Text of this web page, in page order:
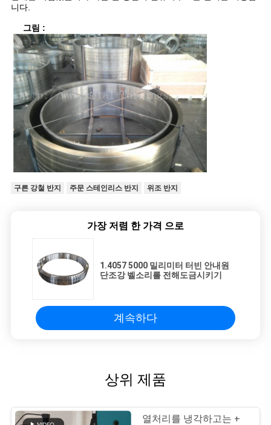
니다.
그림 :
구른 강철 반지 주문 스테인리스 반지 위조 반지
가장 저렴 한 가격 으로
1.4057 5000 밀리미터 터빈 안내원
단조강 벨소리를 전해도금시키기
계속하다
상위 제품
열처리를 냉각하고는 +